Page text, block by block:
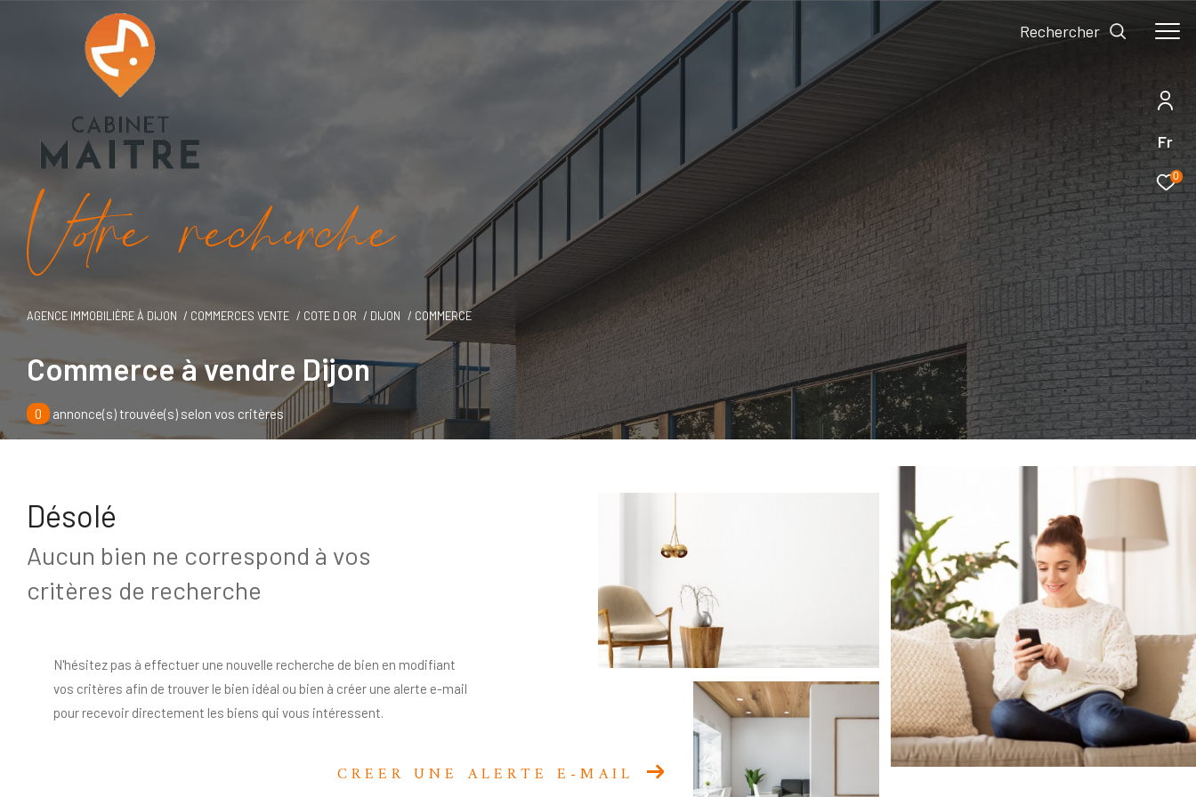
Fr
0
Rechercher
Vore recece
AGENCE IMMOBILIÈRE À DIJON COMMERCES VENTE COTE D OR DIJON COMMERCE
Commerce à vendre Dijon
0 annonce(s) trouvée(s) selon vos critères
Désolé
Aucun bien ne correspond à vos
critères de recherche
N'hésitez pas à effectuer une nouvelle recherche de bien en modifiant
vos critères afin de trouver le bien idéal ou bien à créer une alerte e-mail
pour recevoir directement les biens qui vous intéressent.
CREER UNE ALERTE E-MAIL